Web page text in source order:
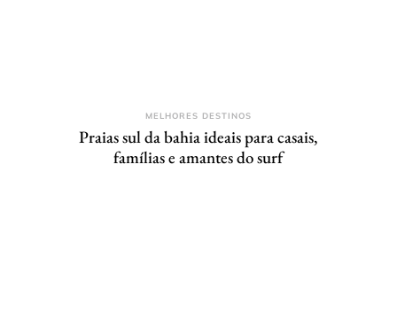
MELHORES DESTINOS
Praias sul da bahia ideais para casais,
famílias e amantes do surf